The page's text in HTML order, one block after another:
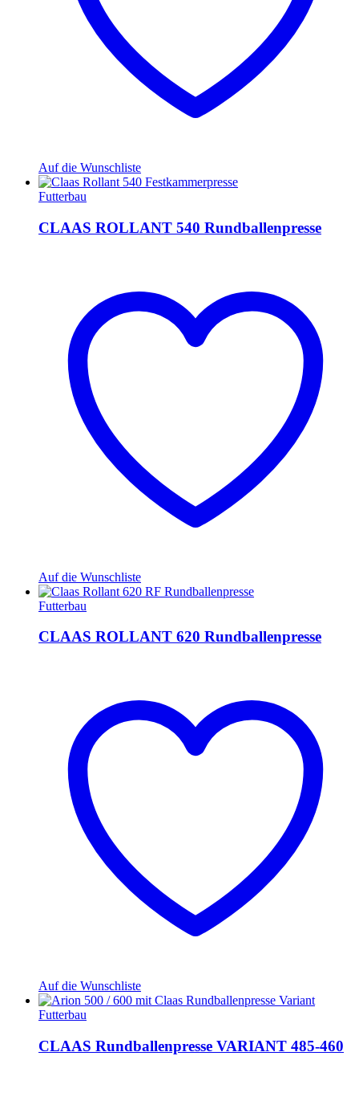
Auf die Wunschliste
Futterbau
CLAAS ROLLANT 540 Rundballenpresse
Auf die Wunschliste
Futterbau
CLAAS ROLLANT 620 Rundballenpresse
Auf die Wunschliste
Futterbau
CLAAS Rundballenpresse VARIANT 485-460